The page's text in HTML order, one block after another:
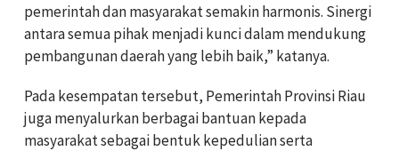
pemerintah dan masyarakat semakin harmonis. Sinergi
antara semua pihak menjadi kunci dalam mendukung
pembangunan daerah yang lebih baik,” katanya.
Pada kesempatan tersebut, Pemerintah Provinsi Riau
juga menyalurkan berbagai bantuan kepada
masyarakat sebagai bentuk kepedulian serta